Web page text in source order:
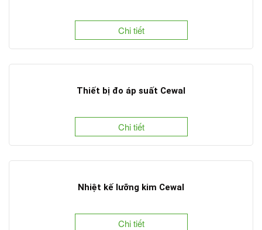
Chi tiết
Thiết bị đo áp suất Cewal
Chi tiết
Nhiệt kế lưỡng kim Cewal
Chi tiết